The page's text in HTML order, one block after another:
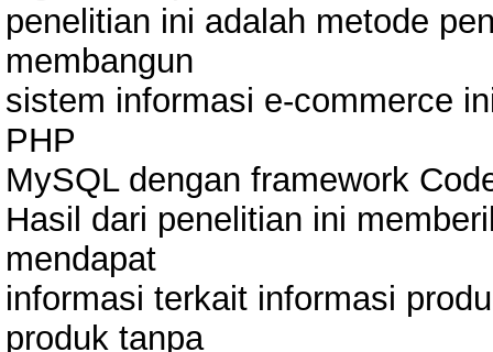
penelitian ini adalah metode
membangun
sistem informasi e-commerce
PHP
MySQL dengan framework
Hasil dari penelitian ini
mendapat
informasi terkait informasi
produk tanpa